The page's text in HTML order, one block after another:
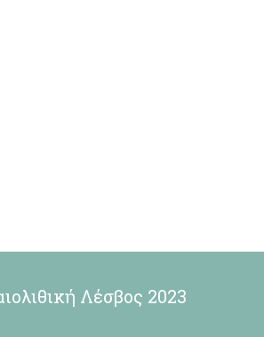
Λέσβος 2023